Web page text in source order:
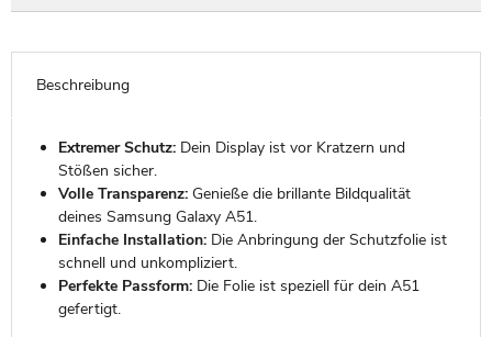
Beschreibung
Extremer Schutz:Dein Display ist vor Kratzern und
Stößen sicher.
Volle Transparenz:Genieße die brillante Bildqualität
deines Samsung Galaxy A51.
Einfache Installation:Die Anbringung der Schutzfolie ist
schnell und unkompliziert.
Perfekte Passform:Die Folie ist speziell für dein A51
gefertigt.